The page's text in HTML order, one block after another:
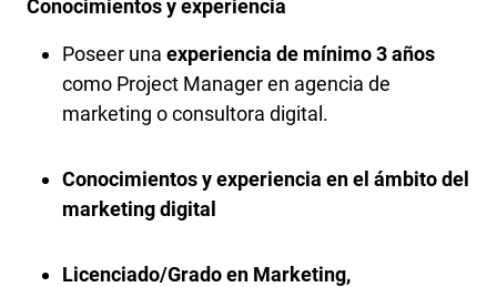
Conocimientos y experiencia
Poseer una experiencia de mínimo 3 años
como Project Manager en agencia de
marketing o consultora digital.
Conocimientos y experiencia en el ámbito del
marketing digital
Licenciado/Grado en Marketing,